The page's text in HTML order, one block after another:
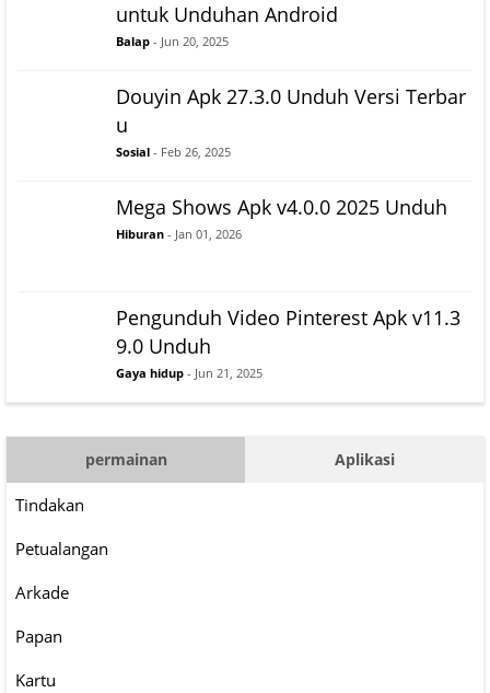
untuk Unduhan Android
Balap - Jun 20, 2025
Douyin Apk 27.3.0 Unduh Versi Terbar
u
Sosial - Feb 26, 2025
Mega Shows Apk v4.0.0 2025 Unduh
Hiburan - Jan 01, 2026
Pengunduh Video Pinterest Apk v11.3
9.0 Unduh
Gaya hidup - Jun 21, 2025
permainan Aplikasi
Tindakan
Petualangan
Arkade
Papan
Kartu